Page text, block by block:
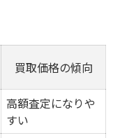
買取価格の傾向
高額査定になりや
すい